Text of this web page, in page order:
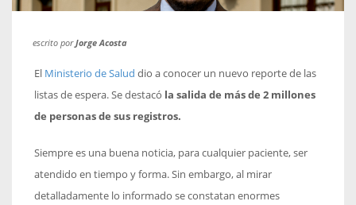
escrito porJorge Acosta
El Ministerio de Salud dio a conocer un nuevo reporte de las
listas de espera. Se destacó la salida de más de 2 millones
de personas de sus registros.
Siempre es una buena noticia, para cualquier paciente, ser
atendido en tiempo y forma. Sin embargo, al mirar
detalladamente lo informado se constatan enormes